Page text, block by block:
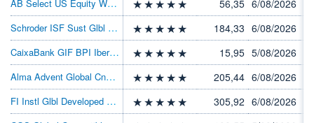
56,35 6/08/2026
Schroder ISF Sust Glbl Gr & Inc I AccGBP
184,33 6/08/2026
CaixaBank GIF BPI Iberia I
15,95 5/08/2026
Alma Advent Global Cnvrt I USD
205,44 6/08/2026
FI Instl Glbl Developed Eq USD
305,92 6/08/2026